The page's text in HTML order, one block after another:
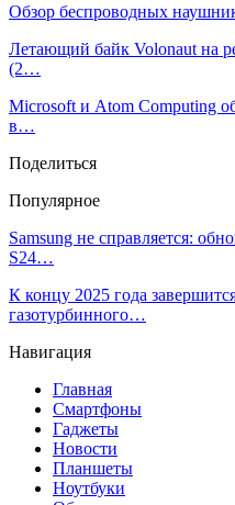
Обзор беспроводных
Летающий байк Volonaut на
(2…
Microsoft и Atom Computing
в…
Поделиться
Популярное
Samsung не справляется:
S24…
К концу 2025 года
газотурбинного…
Навигация
Главная
Смартфоны
Гаджеты
Новости
Планшеты
Ноутбуки